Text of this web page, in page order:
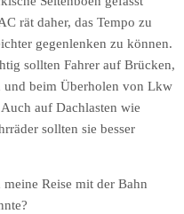
rät daher, das Tempo zu
gegenlenken zu können.
sollten Fahrer auf Brücken,
und beim Überholen von Lkw
auf Dachlasten wie
sollten sie besser
Reise mit der Bahn